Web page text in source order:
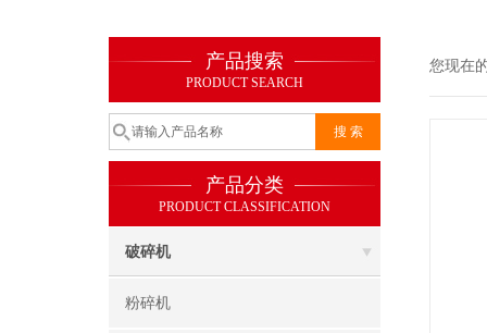
产品搜索
PRODUCT SEARCH
产品分类
PRODUCT CLASSIFICATION
破碎机
粉碎机
您现在